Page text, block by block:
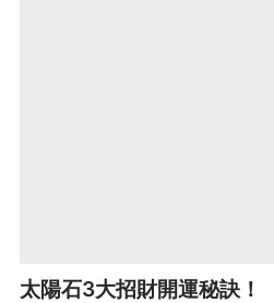
太陽石3大招財開運秘訣！